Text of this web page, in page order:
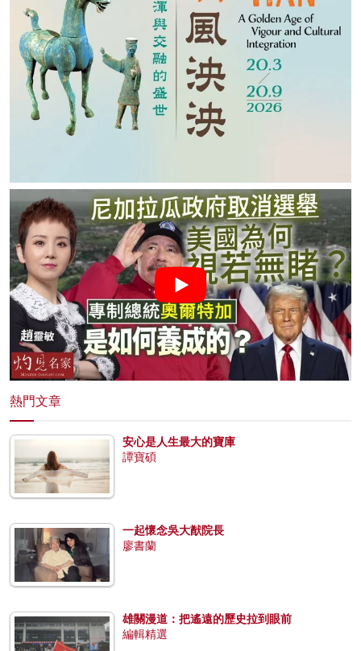
熱門文章
安心是人生最大的寶庫
譚寶碩
一起懷念吳大猷院長
廖書蘭
雄關漫道：把遙遠的歷史拉到眼前
編輯精選